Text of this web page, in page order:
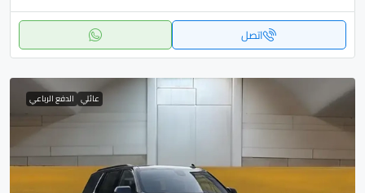
اتصل
عائلي الدفع الرباعي